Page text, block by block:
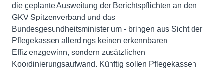
die geplante Ausweitung der Berichtspflichten an den
GKV-Spitzenverband und das
Bundesgesundheitsministerium - bringen aus Sicht der
Pflegekassen allerdings keinen erkennbaren
Effizienzgewinn, sondern zusätzlichen
Koordinierungsaufwand. Künftig sollen Pflegekassen